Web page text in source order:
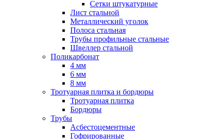
Сетки штукатурные
Лист стальной
Металлический уголок
Полоса стальная
Трубы профильные стальные
Швеллер стальной
Поликарбонат
4 мм
6 мм
8 мм
Тротуарная плитка и бордюры
Тротуарная плитка
Бордюры
Трубы
Асбестоцементные
Гофрированные